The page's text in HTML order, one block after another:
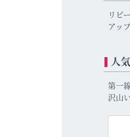
リピ
アッ
人
第一
沢山